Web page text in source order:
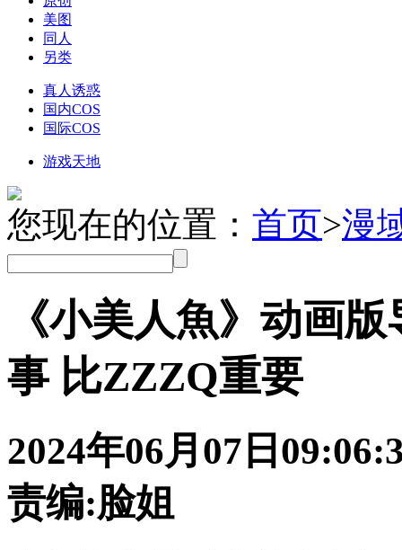
美图
同人
另类
真人诱惑
国内COS
国际COS
游戏天地
您现在的位置： 首页>漫
《小美人魚》动画
事 比ZZZQ重要
2024年06月07日
责编:脸姐